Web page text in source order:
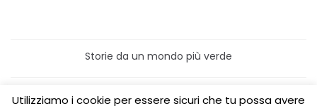
Storie da un mondo più verde
Home
Turismo sostenibile
Utilizziamo i cookie per essere sicuri che tu possa avere